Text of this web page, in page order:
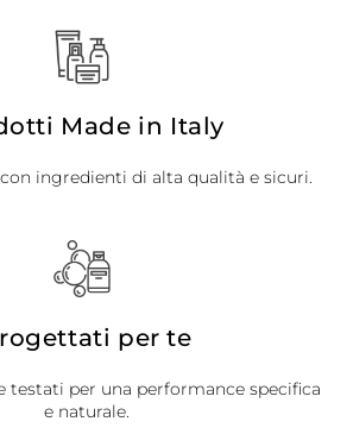
Made in Italy
ingredienti di alta qualità e sicuri.
per te
testati per una performance specifica
e naturale.